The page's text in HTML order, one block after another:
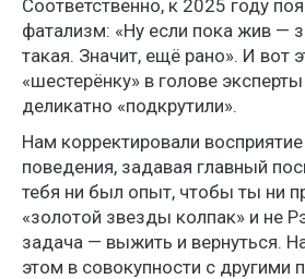
Соответственно, к 2025 году
фатализм: «Ну если пока жив —
такая. Значит, ещё рано». И вот
«шестерёнку» в голове
деликатно «подкрутили».
Нам корректировали
поведения, задавая главный
тебя ни был опыт, чтобы ты ни
«золотой звезды колпак» и не
задача — выжить и вернуться.
этом в совокупности с другими